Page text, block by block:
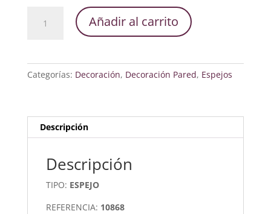
100x200
cantidad
Añadir al carrito
Categorías: Decoración, Decoración Pared, Espejos
Descripción
Descripción
TIPO: ESPEJO
REFERENCIA: 10868